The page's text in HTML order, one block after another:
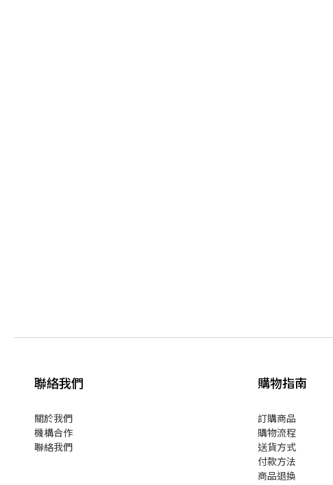
聯絡我們
關於我們
機構合作
聯絡我們
購物指南
訂購商品
購物流程
送貨方式
付款方法
商品退換